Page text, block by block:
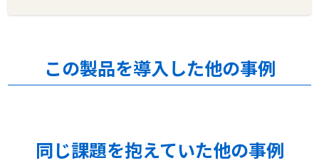
この製品を導入した他の事例
同じ課題を抱えていた他の事例